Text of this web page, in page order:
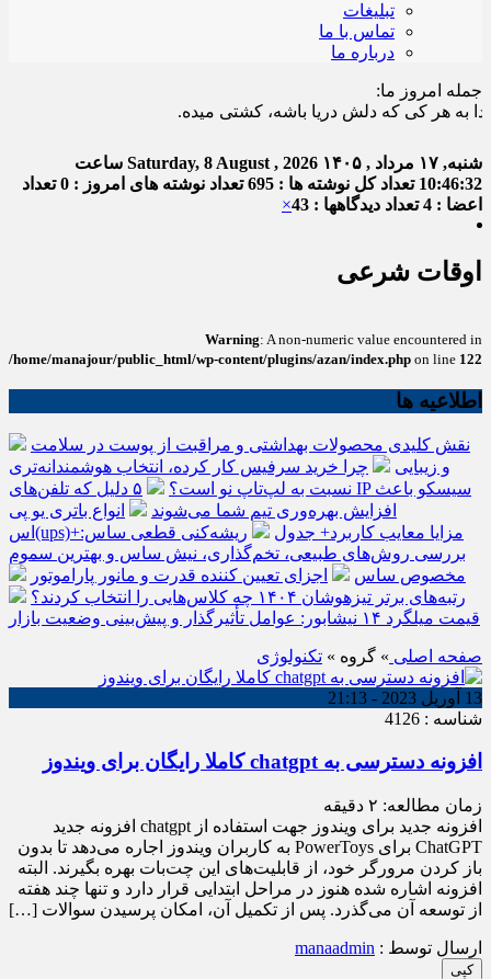
تبلیغات
تماس با ما
درباره ما
جمله امروز ما:
هر کی که دلش دریا باشه، کشتی میده.
شنبه, ۱۷ مرداد , ۱۴۰۵ Saturday, 8 August , 2026 ساعت
10:46:32 تعداد کل نوشته ها : 695 تعداد نوشته های امروز : 0
تعداد
اعضا : 4
تعداد دیدگاهها : 43 ×
اوقات شرعی
Warning: A non-numeric value encountered in
/home/manajour/public_html/wp-content/plugins/azan/index.php on line 122
اطلاعیه ها
نقش کلیدی محصولات بهداشتی و مراقبت از پوست در سلامت
و زیبایی
چرا خرید سرفیس کار کرده، انتخاب هوشمندانه‌تری
نسبت به لپ‌تاپ نو است؟
۵ دلیل که تلفن‌های IP سیسکو باعث
افزایش بهره‌وری تیم شما می‌شوند
انواع باتری یو پی
اس(ups)+مزایا معایب کاربرد+ جدول
ریشه‌کنی قطعی ساس:
بررسی روش‌های طبیعی، تخم‌گذاری، نیش ساس و بهترین سموم
مخصوص ساس
اجزای تعیین کننده قدرت و مانور پاراموتور
رتبه‌های برتر تیزهوشان ۱۴۰۴ چه کلاس‌هایی را انتخاب کردند؟
قیمت میلگرد ۱۴ نیشابور: عوامل تأثیرگذار و پیش‌بینی وضعیت بازار
صفحه اصلی » گروه » تکنولوژی
13 آوریل 2023 - 21:13
شناسه : 4126
افزونه دسترسی به chatgpt کاملا رایگان برای ویندوز
زمان مطالعه: ۲ دقیقه
افزونه جدید برای ویندوز جهت استفاده از chatgpt افزونه جدید
ChatGPT برای PowerToys به کاربران ویندوز اجاره می‌دهد تا بدون
باز کردن مرورگر خود، از قابلیت‌های این چت‌بات بهره بگیرند. البته
افزونه اشاره شده هنوز در مراحل ابتدایی قرار دارد و تنها چند هفته
از توسعه آن می‌گذرد. پس از تکمیل آن، امکان پرسیدن سوالات […]
ارسال توسط : manaadmin
کپی